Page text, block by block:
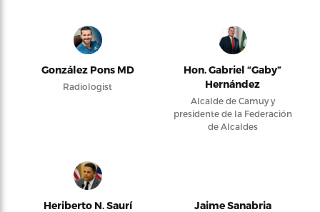
González Pons MD
Radiologist
Hon. Gabriel “Gaby”
Hernández
Alcalde de Camuy y
presidente de la Federación
de Alcaldes
Heriberto N. Saurí Jaime Sanabria